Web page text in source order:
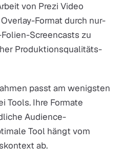
von Prezi Video
Format durch nur-
Screencasts zu
Produktionsqualitäts-
passt am wenigsten
Tools. Ihre Formate
Audience-
Tool hängt vom
ab.